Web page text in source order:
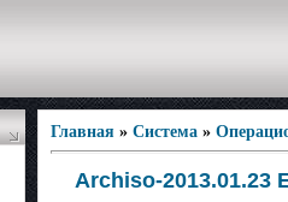
Главная » Система »
Archiso-2013.01.23